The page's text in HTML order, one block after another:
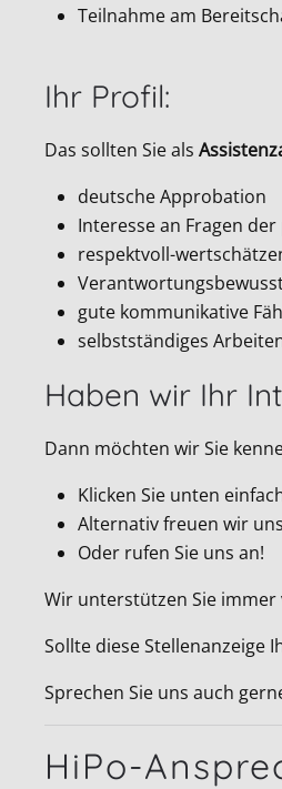
Teilnahme am
Ihr Profil:
Das sollten Sie als
deutsche Approbation
Interesse an Fragen
respektvoll-
gute kommunikative
selbstständiges
Haben wir Ihr
Dann möchten wir Sie
Klicken Sie unten
Alternativ freuen wir
Oder rufen Sie uns an!
Wir unterstützen Sie
Sollte diese Stellenanzeige
Sprechen Sie uns auch
HiPo-